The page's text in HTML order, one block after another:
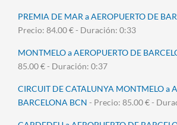
PREMIA DE MAR a AEROPUERTO DE
Precio: 84.00 € - Duración: 0:33
MONTMELO a AEROPUERTO DE
85.00 € - Duración: 0:37
CIRCUIT DE CATALUNYA MONTMELO a
BARCELONA BCN - Precio: 85.00 € -